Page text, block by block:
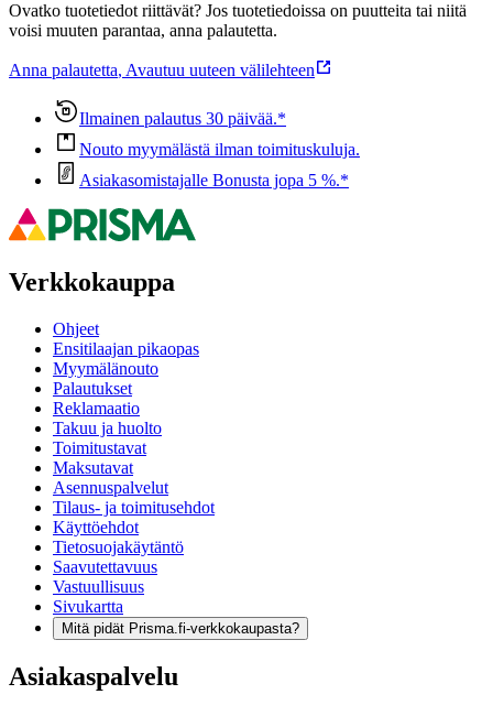
Ovatko tuotetiedot riittävät? Jos tuotetiedoissa on puutteita tai niitä
voisi muuten parantaa, anna palautetta.
Anna palautetta, Avautuu uuteen välilehteen
Ilmainen palautus 30 päivää.*
Nouto myymälästä ilman toimituskuluja.
Asiakasomistajalle Bonusta jopa 5 %.*
Verkkokauppa
Ohjeet
Ensitilaajan pikaopas
Myymälänouto
Palautukset
Reklamaatio
Takuu ja huolto
Toimitustavat
Maksutavat
Asennuspalvelut
Tilaus- ja toimitusehdot
Käyttöehdot
Tietosuojakäytäntö
Saavutettavuus
Vastuullisuus
Sivukartta
Mitä pidät Prisma.fi-verkkokaupasta?
Asiakaspalvelu